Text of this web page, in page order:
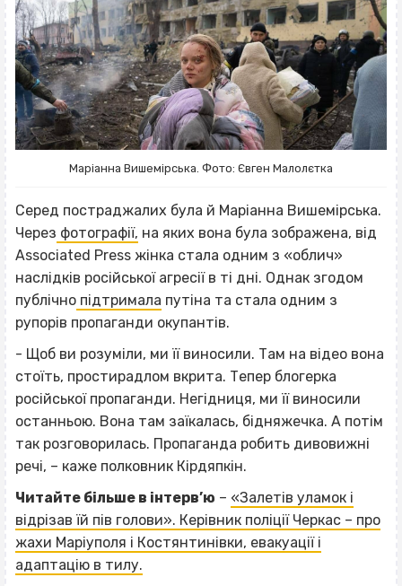
Маріанна Вишемірська. Фото: Євген Малолєтка
Серед постраджалих була й Маріанна Вишемірська.
Через фотографії, на яких вона була зображена, від
Associated Press жінка стала одним з «облич»
наслідків російської агресії в ті дні. Однак згодом
публічно підтримала путіна та стала одним з
рупорів пропаганди окупантів.
- Щоб ви розуміли, ми її виносили. Там на відео вона
стоїть, простирадлом вкрита. Тепер блогерка
російської пропаганди. Негідниця, ми її виносили
останньою. Вона там заїкалась, бідняжечка. А потім
так розговорилась. Пропаганда робить дивовижні
речі, – каже полковник Кірдяпкін.
Читайте більше в інтерв’ю – «Залетів уламок і
відрізав їй пів голови». Керівник поліції Черкас – про
жахи Маріуполя і Костянтинівки, евакуації і
адаптацію в тилу.